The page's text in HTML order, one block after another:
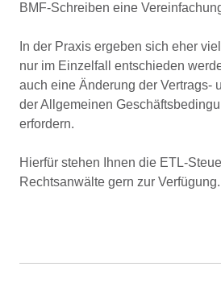
BMF-Schreiben eine
In der Praxis ergeben sich eher
nur im Einzelfall entschieden
auch eine Änderung der Vertrags-
der Allgemeinen
erfordern.
Hierfür stehen Ihnen die ETL-
Rechtsanwälte gern zur Verfügung.